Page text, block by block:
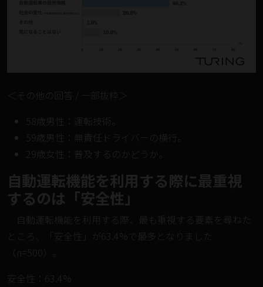
＜その他の回答 / 一部抜粋＞
58歳男性：運転技術。
59歳男性：無責任ドライバーの横行。
29歳女性：普及するのかどうか。
自動運転機能を利用する際に最重視
するのは「安全性」
自動運転機能を利用する際、最も重視する要素を尋ねた
ところ、「安全性」が63.4%で最多となりました
（n=500）。
安全性：63.4%